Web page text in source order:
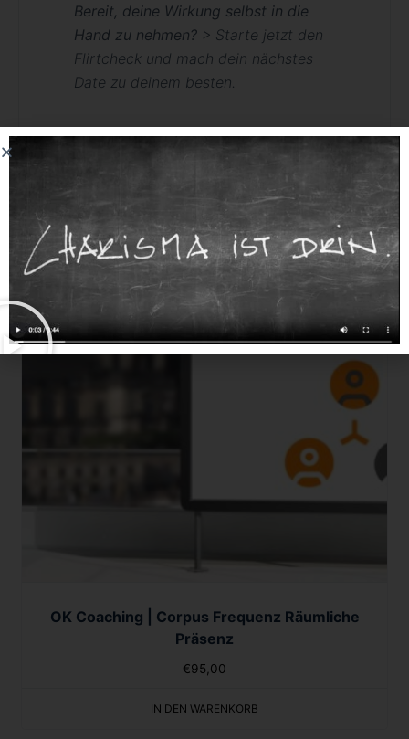
Bereit, deine Wirkung selbst in die
Hand zu nehmen? > Starte jetzt den
Flirtcheck und mach dein nächstes
Date zu deinem besten.
Ähnliche Produkte
OK Coaching | Corpus Frequenz Räumliche
Präsenz
€95,00
IN DEN WARENKORB